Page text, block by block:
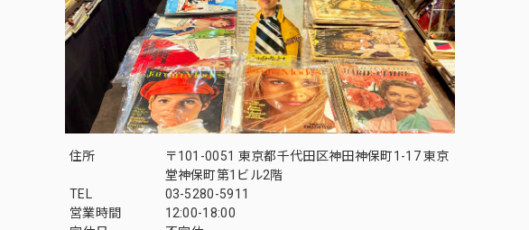
住所
〒101-0051 東京都千代田区神田神保町1-17 東京
堂神保町第1ビル2階
TEL
03-5280-5911
営業時間
12:00-18:00